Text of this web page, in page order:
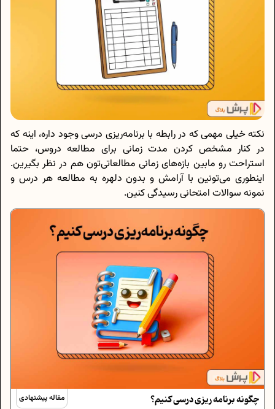
نکته خیلی مهمی که در رابطه با برنامه‌ریزی درسی وجود داره، اینه که
در کنار مشخص کردن مدت زمانی برای مطالعه دروس، حتما
استراحت رو مابین بازه‌های زمانی مطالعاتی‌تون هم در نظر بگیرین.
اینطوری می‌تونین با آرامش و بدون دلهره به مطالعه هر درس و
نمونه سوالات امتحانی رسیدگی کنین.
مقاله پیشنهادی چگونه برنامه‌ ریزی درسی کنیم؟